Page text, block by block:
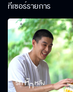
ทีเซอร์รายการ